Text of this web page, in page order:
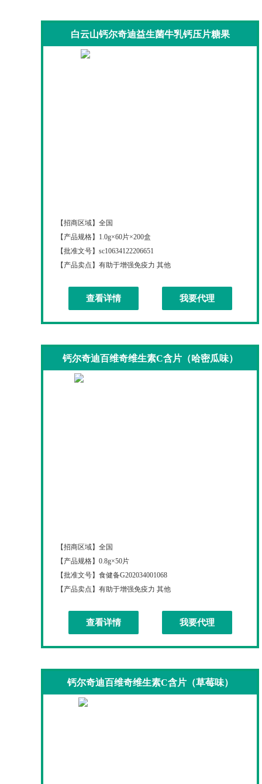
白云山钙尔奇迪益生菌牛乳钙压片糖果
【招商区域】 全国
【产品规格】
1.0g×60片×200盒
【批准文号】 sc10634122206651
【产品卖点】 有助于增强免疫力 其他
查看详情 我要代理
钙尔奇迪百维奇维生素C含片（哈密瓜味）
【招商区域】 全国
【产品规格】 0.8g×50片
【批准文号】 食健备G202034001068
【产品卖点】 有助于增强免疫力 其他
查看详情 我要代理
钙尔奇迪百维奇维生素C含片（草莓味）